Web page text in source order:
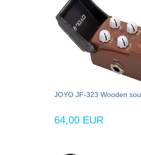
JOYO JF-323 Wooden
64,00 EUR